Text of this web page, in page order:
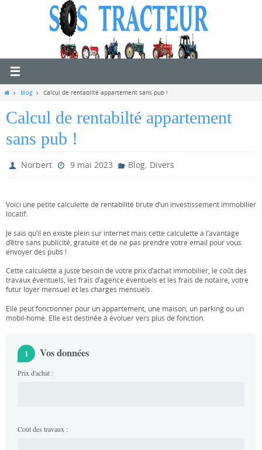
HomeBlog Calcul de rentabilté appartement sans pub !
Calcul de rentabilté appartement
sans pub !
Norbert 9 mai 2023 Blog, Divers
Voici une petite calculette de rentabilité brute d’un investissement immobilier
locatif.
Je sais qu’il en existe plein sur internet mais cette calculette a l’avantage
d’être sans publicité, gratuite et de ne pas prendre votre email pour vous
envoyer des pubs !
Cette calculette a juste besoin de votre prix d’achat immobilier, le coût des
travaux éventuels, les frais d’agence éventuels et les frais de notaire, votre
futur loyer mensuel et les charges mensuels.
Elle peut fonctionner pour un appartement, une maison, un parking ou un
mobil-home. Elle est destinée à évoluer vers plus de fonction.
1 Vos données
Prix d'achat :
Coût des travaux :